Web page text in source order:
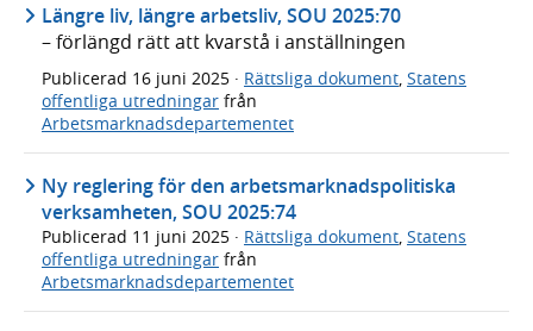
Längre liv, längre arbetsliv, SOU 2025:70
– förlängd rätt att kvarstå i anställningen
Publicerad 16 juni 2025 · Rättsliga dokument, Statens
offentliga utredningar från
Arbetsmarknadsdepartementet
Ny reglering för den arbetsmarknadspolitiska
verksamheten, SOU 2025:74
Publicerad 11 juni 2025 · Rättsliga dokument Statens
offentliga utredningar från
Arbetsmarknadsdepartementet